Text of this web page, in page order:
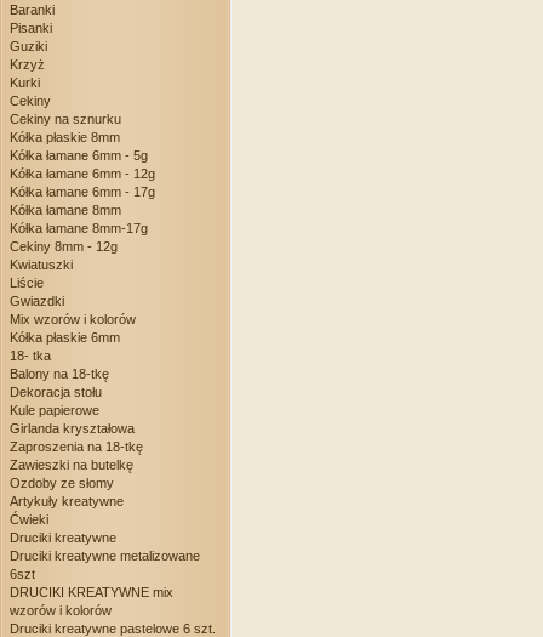
Baranki
Pisanki
Guziki
Krzyż
Kurki
Cekiny
Cekiny na sznurku
Kółka płaskie 8mm
Kółka łamane 6mm - 5g
Kółka łamane 6mm - 12g
Kółka łamane 6mm - 17g
Kółka łamane 8mm
Kółka łamane 8mm-17g
Cekiny 8mm - 12g
Kwiatuszki
Liście
Gwiazdki
Mix wzorów i kolorów
Kółka płaskie 6mm
18- tka
Balony na 18-tkę
Dekoracja stołu
Kule papierowe
Girlanda kryształowa
Zaproszenia na 18-tkę
Zawieszki na butelkę
Ozdoby ze słomy
Artykuły kreatywne
Ćwieki
Druciki kreatywne
Druciki kreatywne metalizowane
6szt
DRUCIKI KREATYWNE mix
wzorów i kolorów
Druciki kreatywne pastelowe 6 szt.